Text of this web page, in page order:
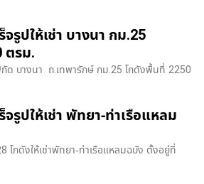
จรูปให้เช่า บางนา กม.25
ตรม.
กัด บางนา​ ถ.เทพารักษ์ กม.25 โกดังพื้นที่ 2250
จรูปให้เช่า พัทยา-ท่าเรือแหลม
โกดังให้เช่าพัทยา-ท่าเรือแหลมฉบัง ตั้งอยู่ที่